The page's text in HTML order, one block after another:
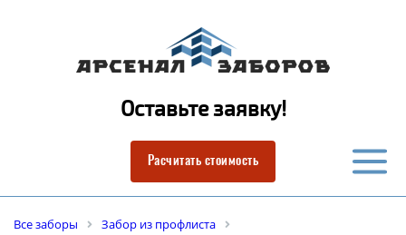
Оставьте заявку!
Расчитать стоимость
Все заборы
Забор из профлиста